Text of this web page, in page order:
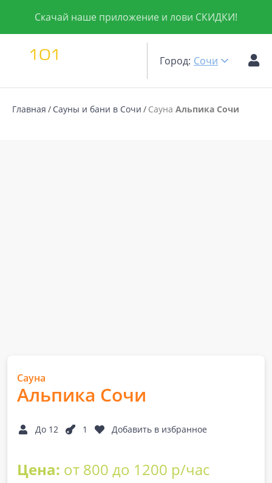
Скачай наше приложение и лови СКИДКИ!
Город: Сочи
Главная Сауны и бани в Сочи Сауна Альпика Сочи
Сауна
Альпика Сочи
До 12 1 Добавить в избранное
Цена: от 800 до 1200 р/час